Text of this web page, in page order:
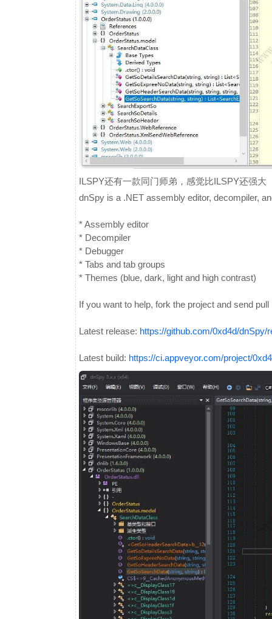
ILSPY还有一款同门师弟，感觉比ILSPY还强大
dnSpy is a .NET assembly editor, decompiler,
* Assembly editor
* Decompiler
* Debugger
* Tabs and tab groups
* Themes (blue, dark, light and high contrast)
If you want to help, fork the project and send
Latest release: https://github.com/0xd4d/dnSpy/
Latest build: https://ci.appveyor.com/project/